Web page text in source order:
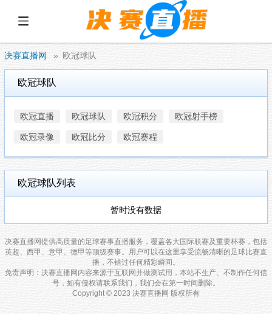
决赛直播网 欧冠球队
欧冠球队
欧冠直播 欧冠球队 欧冠积分 欧冠射手榜
欧冠录像 欧冠比分 欧冠赛程
欧冠球队列表
暂时没有数据
决赛直播网提供高质量的足球赛事直播服务，覆盖各大国际联赛及重要杯赛，包括
英超、西甲、意甲、德甲等顶级赛事。用户可以在这里享受流畅清晰的足球比赛直
播，不错过任何精彩瞬间。
免责声明：决赛直播网内容来源于互联网并做测试用，本站不生产、不制作任何信
号，如有侵权请联系我们，我们会在第一时间删除。
Copyright © 2023 决赛直播网 版权所有